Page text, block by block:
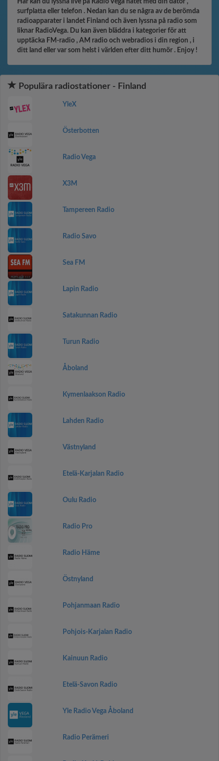
Här kan du lyssna live på Radio Vega nätet med din dator ,
surfplatta eller telefon . Nedan kan du se några av de berömda
radioapparater i landet Finland och även lyssna på radio som
liknar RadioVega. Du kan även bläddra i kategorier för att
upptäcka FM-radio , AM radio och webradios i din region , i
ditt land eller var som helst i världen efter ditt humör . Enjoy !
Populära radiostationer - Finland
YleX
Österbotten
Radio Vega
X3M
Tampereen Radio
Radio Savo
Sea FM
Lapin Radio
Satakunnan Radio
Turun Radio
Åboland
Kymenlaakson Radio
Lahden Radio
Västnyland
Etelä-Karjalan Radio
Oulu Radio
Radio Pro
Radio Häme
Östnyland
Pohjanmaan Radio
Pohjois-Karjalan Radio
Kainuun Radio
Etelä-Savon Radio
Yle Radio Vega Åboland
Radio Perämeri